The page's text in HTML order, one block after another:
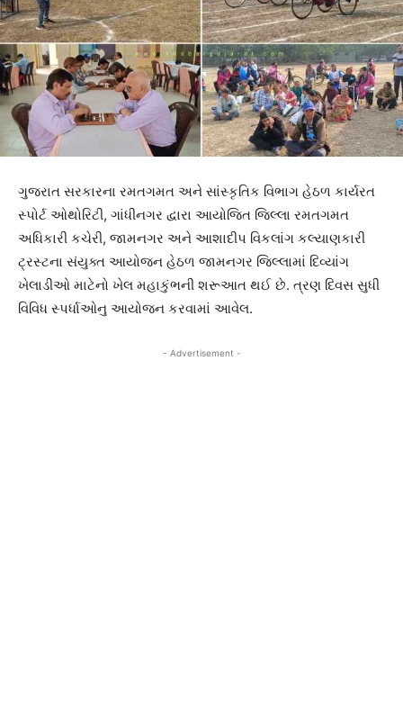
ગુજરાત સરકારના રમતગમત અને સાંસ્કૃતિક વિભાગ હેઠળ કાર્યરત
સ્પોર્ટ ઓથોરિટી, ગાંધીનગર દ્વારા આયોજિત જિલ્લા રમતગમત
અધિકારી કચેરી, જામનગર અને આશાદીપ વિકલાંગ કલ્યાણકારી
ટ્રસ્ટના સંયુક્ત આયોજન હેઠળ જામનગર જિલ્લામાં દિવ્યાંગ
ખેલાડીઓ માટેનો ખેલ મહાકુંભની શરૂઆત થઈ છે. ત્રણ દિવસ સુધી
વિવિધ સ્પર્ધાઓનુ આયોજન કરવામાં આવેલ.
- Advertisement -